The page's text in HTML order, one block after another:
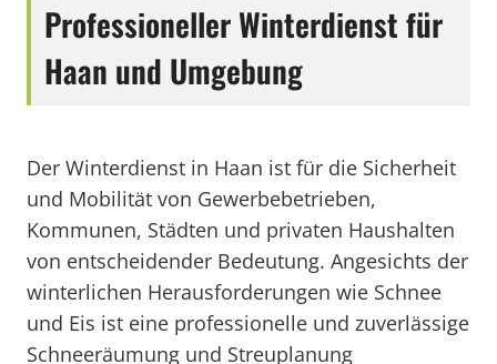
Professioneller Winterdienst für
Haan und Umgebung
Der Winterdienst in Haan ist für die Sicherheit
und Mobilität von Gewerbebetrieben,
Kommunen, Städten und privaten Haushalten
von entscheidender Bedeutung. Angesichts der
winterlichen Herausforderungen wie Schnee
und Eis ist eine professionelle und zuverlässige
Schneeräumung und Streuplanung